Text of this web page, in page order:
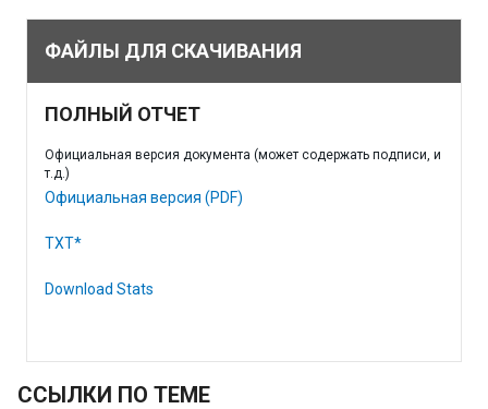
ФАЙЛЫ ДЛЯ СКАЧИВАНИЯ
ПОЛНЫЙ ОТЧЕТ
Официальная версия документа (может содержать подписи, и
т.д.)
Официальная версия (PDF)
TXT*
Download Stats
ССЫЛКИ ПО ТЕМЕ